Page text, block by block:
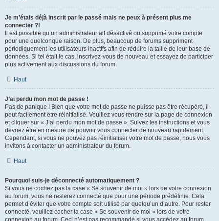
Je m’étais déjà inscrit par le passé mais ne peux à présent plus me
connecter ?!
Il est possible qu’un administrateur ait désactivé ou supprimé votre compte
pour une quelconque raison. De plus, beaucoup de forums suppriment
périodiquement les utilisateurs inactifs afin de réduire la taille de leur base de
données. Si tel était le cas, inscrivez-vous de nouveau et essayez de participer
plus activement aux discussions du forum.
Haut
J’ai perdu mon mot de passe !
Pas de panique ! Bien que votre mot de passe ne puisse pas être récupéré, il
peut facilement être réinitialisé. Veuillez vous rendre sur la page de connexion
et cliquer sur « J’ai perdu mon mot de passe ». Suivez les instructions et vous
devriez être en mesure de pouvoir vous connecter de nouveau rapidement.
Cependant, si vous ne pouvez pas réinitialiser votre mot de passe, nous vous
invitons à contacter un administrateur du forum.
Haut
Pourquoi suis-je déconnecté automatiquement ?
Si vous ne cochez pas la case « Se souvenir de moi » lors de votre connexion
au forum, vous ne resterez connecté que pour une période prédéfinie. Cela
permet d’éviter que votre compte soit utilisé par quelqu’un d’autre. Pour rester
connecté, veuillez cocher la case « Se souvenir de moi » lors de votre
connexion au forum. Ceci n’est pas recommandé si vous accédez au forum